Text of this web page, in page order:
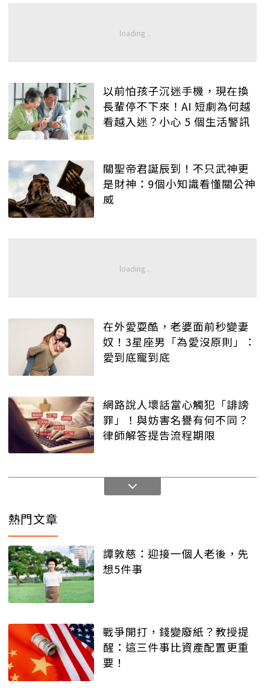
以前怕孩子沉迷手機，現在換
長輩停不下來！AI 短劇為何越
看越入迷？小心 5 個生活警訊
關聖帝君誕辰到！不只武神更
是財神：9個小知識看懂關公神
威
在外愛耍酷，老婆面前秒變妻
奴！3星座男「為愛沒原則」：
愛到底寵到底
網路說人壞話當心觸犯「誹謗
罪」！與妨害名譽有何不同？
律師解答提告流程期限
熱門文章
譚敦慈：迎接一個人老後，先
想5件事
戰爭開打，錢變廢紙？教授提
醒：這三件事比資產配置更重
要！